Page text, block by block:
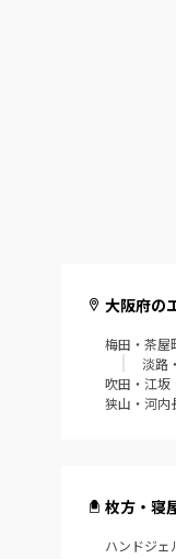
大阪府の
梅田・茶屋
淡路
吹田・江坂
狭山・河内
枚方・寝
ハンドジェ